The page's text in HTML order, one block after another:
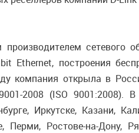
сетевого
Ethernet, построения
компания открыла в
2008 (ISO
Иркутске, Казани,
Перми, Ростове-на-Дону,